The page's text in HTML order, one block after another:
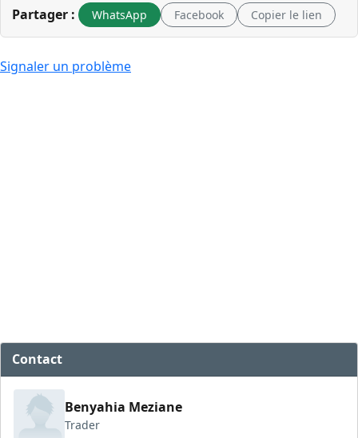
Partager : WhatsApp Facebook Copier le lien
Signaler un problème
Contact
Benyahia Meziane
Trader